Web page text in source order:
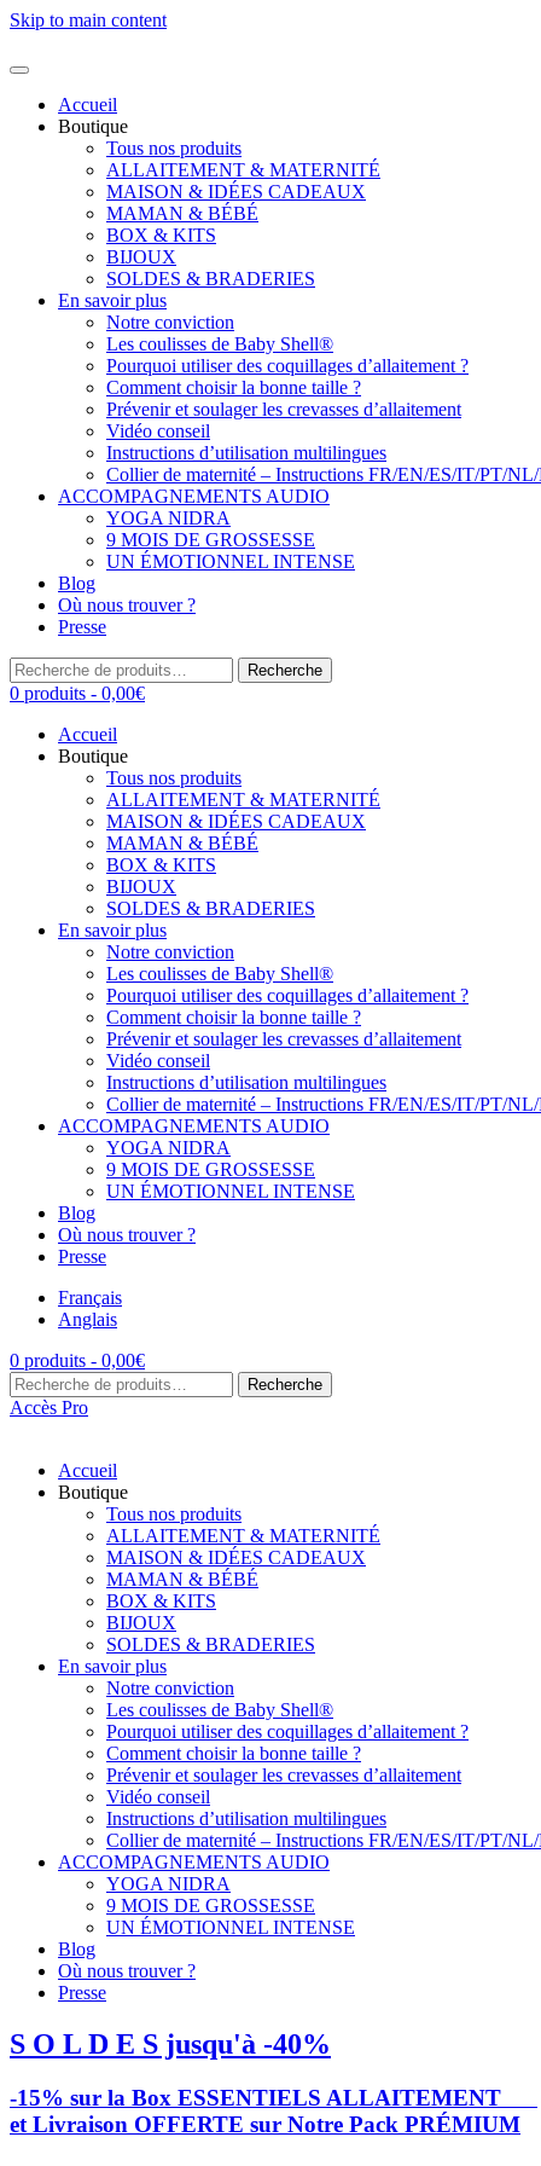
Skip to main content
Accueil
Boutique
Tous nos produits
ALLAITEMENT & MATERNITÉ
MAISON & IDÉES CADEAUX
MAMAN & BÉBÉ
BOX & KITS
BIJOUX
SOLDES & BRADERIES
En savoir plus
Notre conviction
Les coulisses de Baby Shell®
Pourquoi utiliser des coquillages d’allaitement ?
Comment choisir la bonne taille ?
Prévenir et soulager les crevasses d’allaitement
Vidéo conseil
Instructions d’utilisation multilingues
Collier de maternité – Instructions FR/EN/ES/IT/PT/
ACCOMPAGNEMENTS AUDIO
YOGA NIDRA
9 MOIS DE GROSSESSE
UN ÉMOTIONNEL INTENSE
Blog
Où nous trouver ?
Presse
Recherche
pour :
Recherche
0 produits - 0,00€
Accueil
Boutique
Tous nos produits
ALLAITEMENT & MATERNITÉ
MAISON & IDÉES CADEAUX
MAMAN & BÉBÉ
BOX & KITS
BIJOUX
SOLDES & BRADERIES
En savoir plus
Notre conviction
Les coulisses de Baby Shell®
Pourquoi utiliser des coquillages d’allaitement ?
Comment choisir la bonne taille ?
Prévenir et soulager les crevasses d’allaitement
Vidéo conseil
Instructions d’utilisation multilingues
Collier de maternité – Instructions FR/EN/ES/IT/PT/
ACCOMPAGNEMENTS AUDIO
YOGA NIDRA
9 MOIS DE GROSSESSE
UN ÉMOTIONNEL INTENSE
Blog
Où nous trouver ?
Presse
Français
Anglais
0 produits - 0,00€
Recherche
pour :
Recherche
Accès Pro
Accueil
Boutique
Tous nos produits
ALLAITEMENT & MATERNITÉ
MAISON & IDÉES CADEAUX
MAMAN & BÉBÉ
BOX & KITS
BIJOUX
SOLDES & BRADERIES
En savoir plus
Notre conviction
Les coulisses de Baby Shell®
Pourquoi utiliser des coquillages d’allaitement ?
Comment choisir la bonne taille ?
Prévenir et soulager les crevasses d’allaitement
Vidéo conseil
Instructions d’utilisation multilingues
Collier de maternité – Instructions FR/EN/ES/IT/PT/
ACCOMPAGNEMENTS AUDIO
YOGA NIDRA
9 MOIS DE GROSSESSE
UN ÉMOTIONNEL INTENSE
Blog
Où nous trouver ?
Presse
S O L D E S jusqu'à -40%
-15% sur la Box ESSENTIELS ALLAITEMENT
et Livraison OFFERTE sur Notre Pack PRÉMIUM